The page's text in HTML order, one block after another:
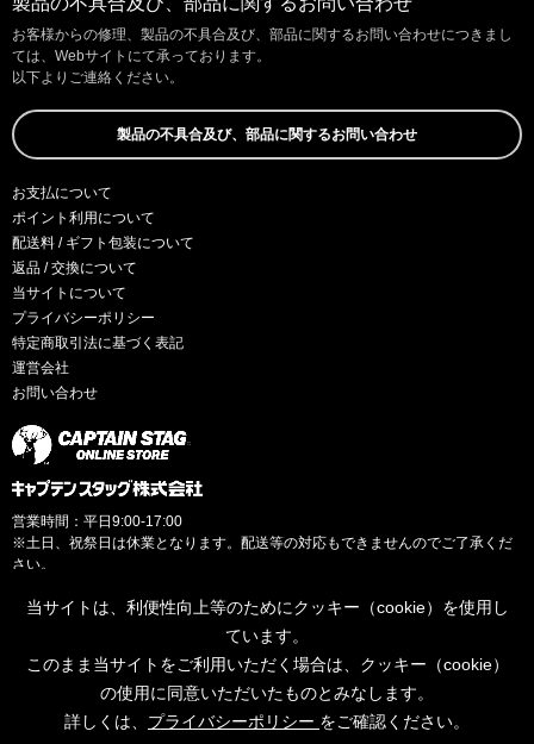
お客様からの修理、製品の不具合及び、部品に関するお問い合わせにつきまし
ては、Webサイトにて承っております。
以下よりご連絡ください。
製品の不具合及び、部品に関するお問い合わせ
お支払について
ポイント利用について
配送料 / ギフト包装について
返品 / 交換について
当サイトについて
プライバシーポリシー
特定商取引法に基づく表記
運営会社
お問い合わせ
営業時間：平日9:00-17:00
※土日、祝祭日は休業となります。配送等の対応もできませんのでご了承くだ
さい。
当サイトは、利便性向上等のためにクッキー（cookie）を使用し
ています。
このまま当サイトをご利用いただく場合は、クッキー（cookie）
の使用に同意いただいたものとみなします。
詳しくは、 プライバシーポリシー をご確認ください。